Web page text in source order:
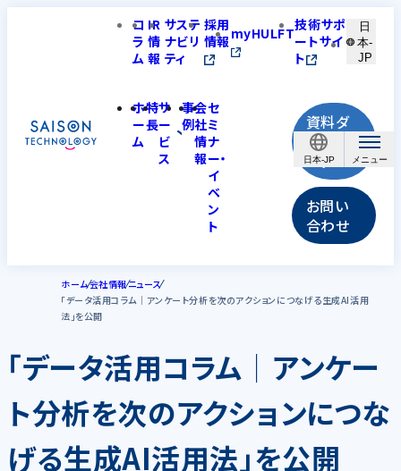
日本-JP
コ
ラ
ム
IR
情
報
サステ
ナビリ
ティ
採用
情報myHULFT技術サポ
ートサイ
ト
日
本-
JP
ホ
ー
ム
特
長
サ
ー
ビ
ス
事
例
会
社
情
報
セ
ミ
ナ
ー・
イ
ベ
ン
ト
資料ダ
ウンロ
ード
お問い
合わせ
ホーム会社情報ニュース
「データ活用コラム│アンケート分析を次のアクションにつなげる生成AI活用
法」を公開
「データ活用コラム│アンケー
ト分析を次のアクションにつな
げる生成AI活用法」を公開